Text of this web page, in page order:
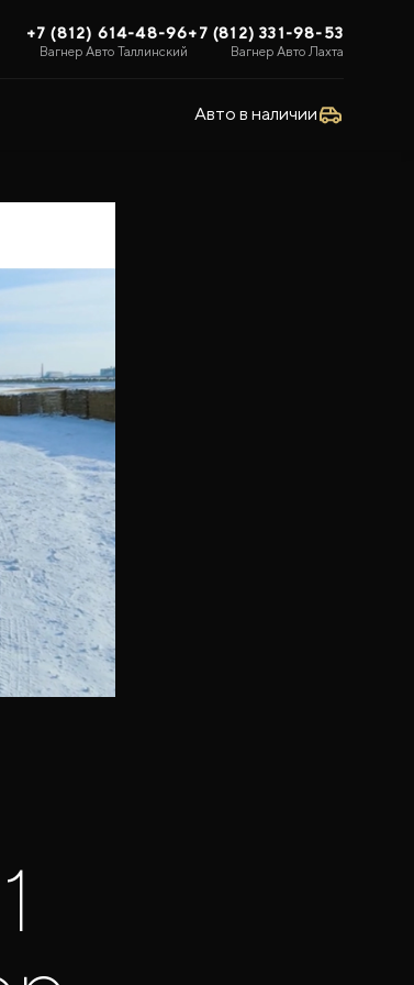
+7 (812) 614-48-96
Вагнер Авто Таллинский
+7 (812) 331-98-53
Вагнер Авто Лахта
Авто в наличии